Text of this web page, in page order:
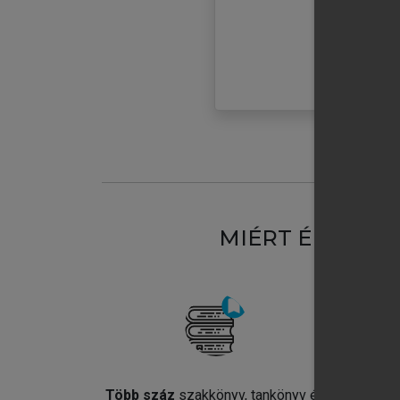
MIÉRT
Több száz szakkönyv, tankönyv és